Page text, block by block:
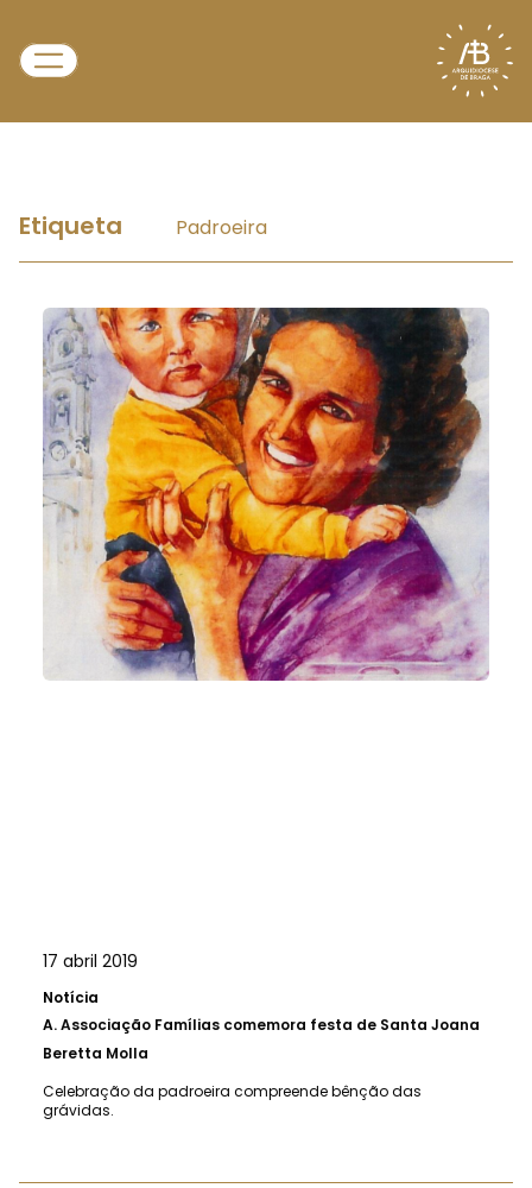
Etiqueta Padroeira
17 abril 2019
Notícia
A.Associação Famílias comemora festa de Santa Joana
Beretta Molla
Celebração da padroeira compreende bênção das
grávidas.